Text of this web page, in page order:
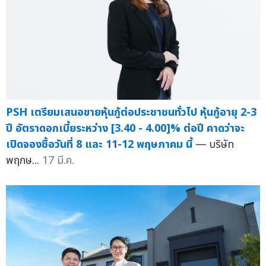
PSH เตรียมเสนอขายหุ้นกู้ต่อประชาชนทั่วไป หุ้นกู้อายุ 2-3
ปี อัตราดอกเบี้ยระหว่าง [3.40 - 4.00]% ต่อปี คาดว่าจะ
เปิดจองซื้อวันที่ 8 และ 11-12 พฤษภาคม นี้ — บริษัท
พฤกษ... 17 มี.ค.